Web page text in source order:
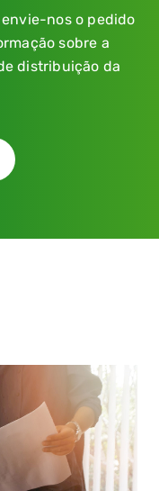
nos o pedido
sobre a
distribuição da